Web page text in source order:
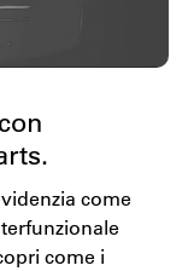
come
come i